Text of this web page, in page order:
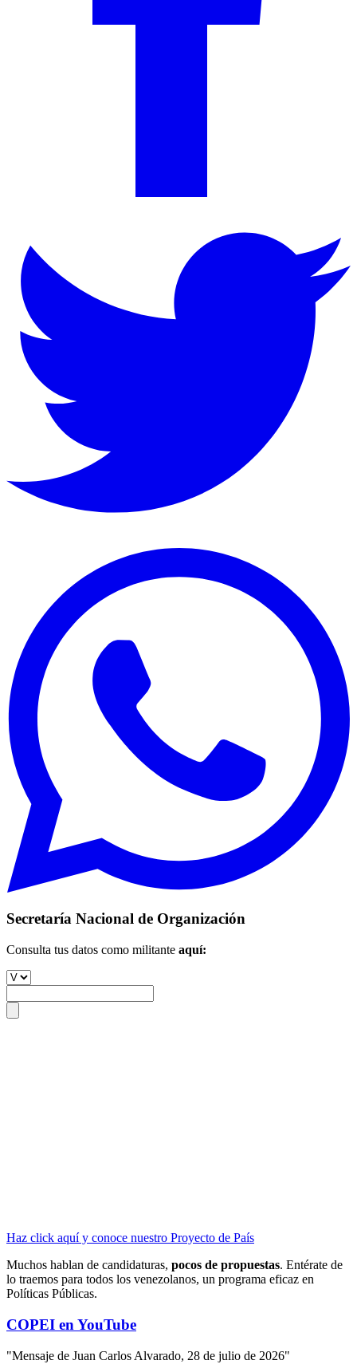
Secretaría Nacional de Organización
Consulta tus datos como militante aquí:
Haz click aquí y conoce nuestro Proyecto de País
Muchos hablan de candidaturas, pocos de propuestas. Entérate de
lo traemos para todos los venezolanos, un programa eficaz en
Políticas Públicas.
COPEI en YouTube
"Mensaje de Juan Carlos Alvarado, 28 de julio de 2026"